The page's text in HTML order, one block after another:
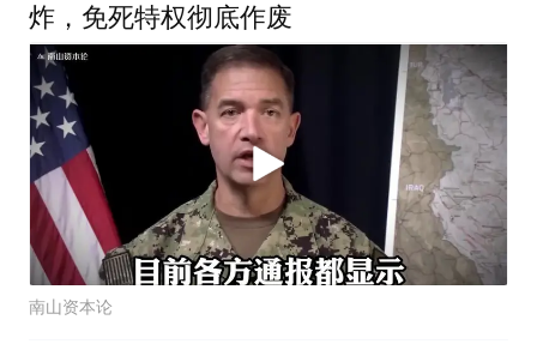
炸，免死特权彻底作废
南山资本论